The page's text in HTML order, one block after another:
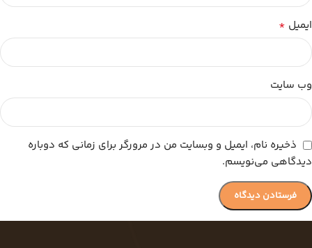
ایمیل *
وب‌ سایت
ذخیره نام، ایمیل و وبسایت من در مرورگر برای زمانی که دوباره
دیدگاهی می‌نویسم.